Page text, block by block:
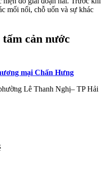
mối nối, chỗ uốn và sự khác
cản nước
mại Chấn Hưng
Lê Thanh Nghị– TP Hải